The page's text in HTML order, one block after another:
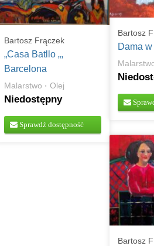
Bartosz Frączek
„Casa Batllo „,
Barcelona
Malarstwo · Olej
Niedostępny
Sprawdź dostępność
Bartosz
Dama
Bartosz